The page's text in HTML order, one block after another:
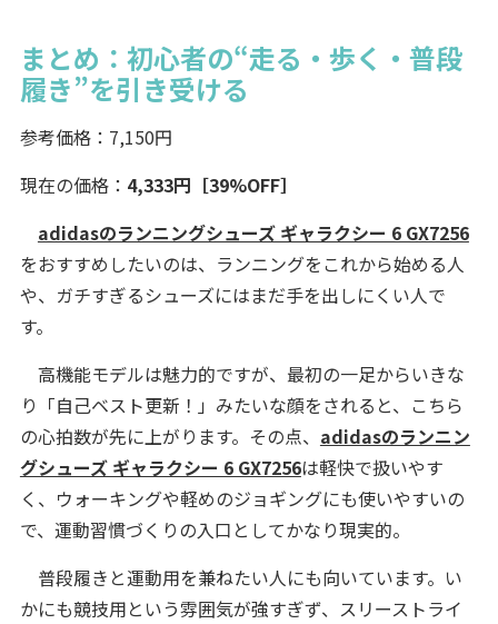
まとめ：初心者の“走る・歩く・普段
履き”を引き受ける
参考価格：7,150円
現在の価格： 4,333円［39%OFF］
adidasのランニングシューズ ギャラクシー 6 GX7256
をおすすめしたいのは、ランニングをこれから始める人
や、ガチすぎるシューズにはまだ手を出しにくい人で
す。
高機能モデルは魅力的ですが、最初の一足からいきな
り「自己ベスト更新！」みたいな顔をされると、こちら
の心拍数が先に上がります。その点、 adidasのランニン
グシューズ ギャラクシー 6 GX7256は軽快で扱いやす
く、ウォーキングや軽めのジョギングにも使いやすいの
で、運動習慣づくりの入口としてかなり現実的。
普段履きと運動用を兼ねたい人にも向いています。い
かにも競技用という雰囲気が強すぎず、スリーストライ